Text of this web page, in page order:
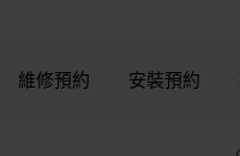
維修預約 安裝預約